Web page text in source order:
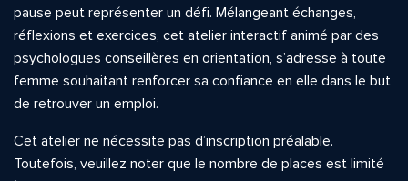
pause peut représenter un défi. Mélangeant échanges,
réflexions et exercices, cet atelier interactif animé par des
psychologues conseillères en orientation, s’adresse à toute
femme souhaitant renforcer sa confiance en elle dans le but
de retrouver un emploi.
Cet atelier ne nécessite pas d’inscription préalable.
Toutefois, veuillez noter que le nombre de places est limité